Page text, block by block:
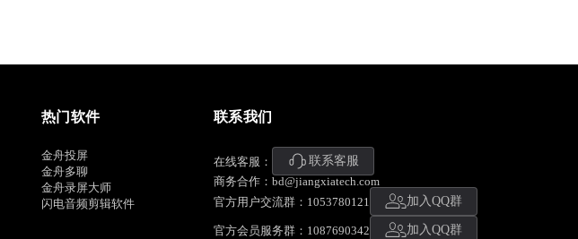
热门软件
金舟投屏
金舟多聊
金舟录屏大师
闪电音频剪辑软件
联系我们
在线客服：
联系客服
商务合作：bd@jiangxiatech.com
官方用户交流群：1053780121
加入QQ群
官方会员服务群：1087690342 加入QQ群